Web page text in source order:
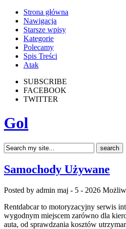
Strona główna
Nawigacja
Starsze wpisy
Kategorie
Polecamy
Spis Treści
Atak
SUBSCRIBE
FACEBOOK
TWITTER
Gol
Samochody Używane
Posted by admin maj - 5 - 2026
Rentdabcar to motoryzacyjny serwis
wygodnym miejscem zarówno dla
auta, od sprawdzania kosztów